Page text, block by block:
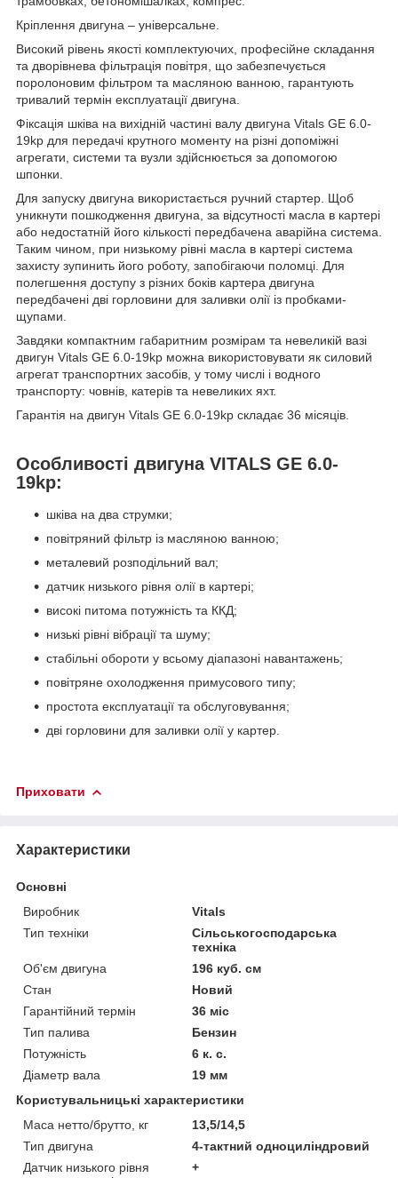
Кріплення двигуна – універсальне.
Високий рівень якості комплектуючих, професійне складання
та дворівнева фільтрація повітря, що забезпечується
поролоновим фільтром та масляною ванною, гарантують
тривалий термін експлуатації двигуна.
Фіксація шківа на вихідній частині валу двигуна Vitals GE 6.0-
19kp для передачі крутного моменту на різні допоміжні
агрегати, системи та вузли здійснюється за допомогою
шпонки.
Для запуску двигуна використається ручний стартер. Щоб
уникнути пошкодження двигуна, за відсутності масла в картері
або недостатній його кількості передбачена аварійна система.
Таким чином, при низькому рівні масла в картері система
захисту зупинить його роботу, запобігаючи поломці. Для
полегшення доступу з різних боків картера двигуна
передбачені дві горловини для заливки олії із пробками-
щупами.
Завдяки компактним габаритним розмірам та невеликій вазі
двигун Vitals GE 6.0-19kp можна використовувати як силовий
агрегат транспортних засобів, у тому числі і водного
транспорту: човнів, катерів та невеликих яхт.
Гарантія на двигун Vitals GE 6.0-19kp складає 36 місяців.
Особливості двигуна VITALS GE 6.0-
19kр:
шківа на два струмки;
повітряний фільтр із масляною ванною;
металевий розподільний вал;
датчик низького рівня олії в картері;
високі питома потужність та ККД;
низькі рівні вібрації та шуму;
стабільні обороти у всьому діапазоні навантажень;
повітряне охолодження примусового типу;
простота експлуатації та обслуговування;
дві горловини для заливки олії у картер.
Приховати
Характеристики
Основні
Виробник
Vitals
Тип техніки
Сільськогосподарська
техніка
Об'єм двигуна
196 куб. см
Стан
Новий
Гарантійний термін
36 міс
Тип палива
Бензин
Потужність
6 к. с.
Діаметр вала
19 мм
Користувальницькі характеристики
Маса нетто/брутто, кг
13,5/14,5
Тип двигуна
4-тактний одноциліндровий
Датчик низького рівня
+